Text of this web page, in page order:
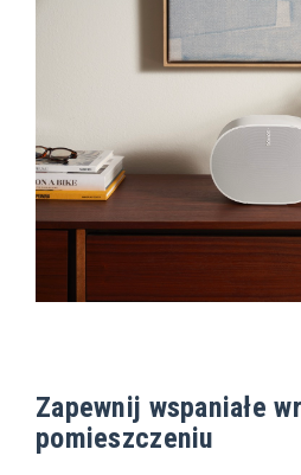
Zapewnij wspaniałe
pomieszczeniu